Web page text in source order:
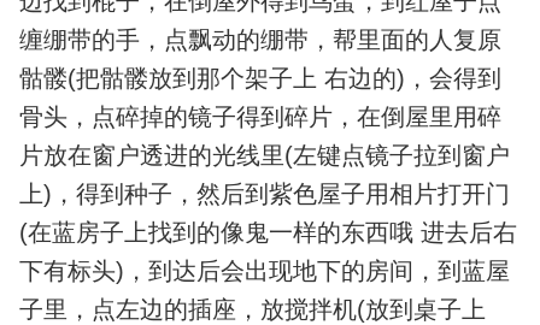
缠绷带的手，点飘动的绷带，帮里面的人复原
骷髅(把骷髅放到那个架子上 右边的)，会得到
骨头，点碎掉的镜子得到碎片，在倒屋里用碎
片放在窗户透进的光线里(左键点镜子拉到窗户
上)，得到种子，然后到紫色屋子用相片打开门
(在蓝房子上找到的像鬼一样的东西哦 进去后右
下有标头)，到达后会出现地下的房间，到蓝屋
子里，点左边的插座，放搅拌机(放到桌子上